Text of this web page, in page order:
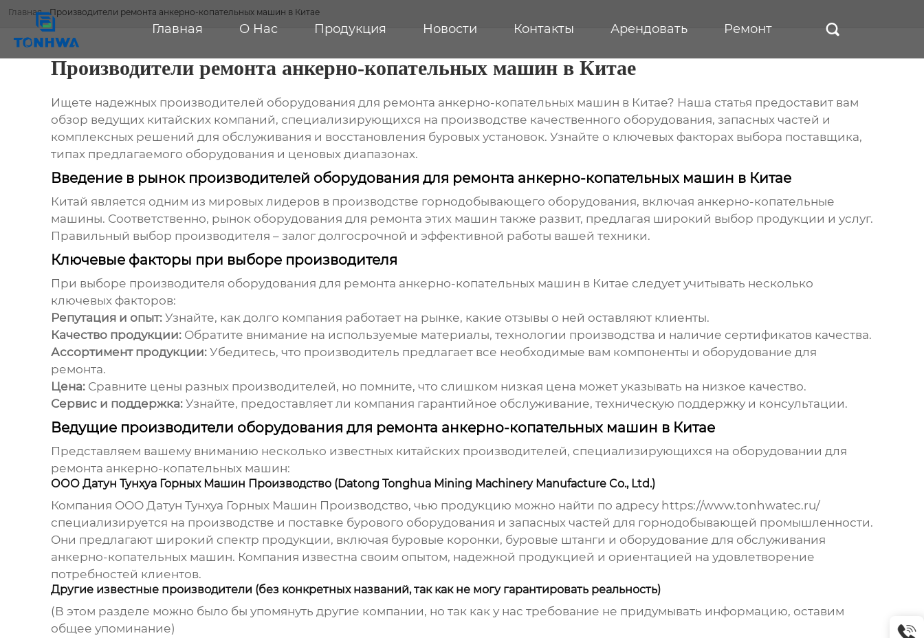
Главная О Нас Продукция Новости Контакты Арендовать Ремонт 
Главная-Производители ремонта анкерно-копательных машин в Китае
Производители ремонта анкерно-копательных машин в Китае
Ищете надежных производителей оборудования для ремонта анкерно-копательных машин в Китае? Наша статья предоставит вам
обзор ведущих китайских компаний, специализирующихся на производстве качественного оборудования, запасных частей и
комплексных решений для обслуживания и восстановления буровых установок. Узнайте о ключевых факторах выбора поставщика,
типах предлагаемого оборудования и ценовых диапазонах.
Введение в рынок производителей оборудования для ремонта анкерно-копательных машин в Китае
Китай является одним из мировых лидеров в производстве горнодобывающего оборудования, включая анкерно-копательные
машины. Соответственно, рынок оборудования для ремонта этих машин также развит, предлагая широкий выбор продукции и услуг.
Правильный выбор производителя – залог долгосрочной и эффективной работы вашей техники.
Ключевые факторы при выборе производителя
При выборе производителя оборудования для ремонта анкерно-копательных машин в Китае следует учитывать несколько
ключевых факторов:
Репутация и опыт:Узнайте, как долго компания работает на рынке, какие отзывы о ней оставляют клиенты.
Качество продукции:Обратите внимание на используемые материалы, технологии производства и наличие сертификатов качества.
Ассортимент продукции:Убедитесь, что производитель предлагает все необходимые вам компоненты и оборудование для
ремонта.
Цена:Сравните цены разных производителей, но помните, что слишком низкая цена может указывать на низкое качество.
Сервис и поддержка:Узнайте, предоставляет ли компания гарантийное обслуживание, техническую поддержку и консультации.
Ведущие производители оборудования для ремонта анкерно-копательных машин в Китае
Представляем вашему вниманию несколько известных китайских производителей, специализирующихся на оборудовании для
ремонта анкерно-копательных машин:
ООО Датун Тунхуа Горных Машин Производство (Datong Tonghua Mining Machinery Manufacture Co., Ltd.)
Компания ООО Датун Тунхуа Горных Машин Производство, чью продукцию можно найти по адресу https://www.tonhwatec.ru/
специализируется на производстве и поставке бурового оборудования и запасных частей для горнодобывающей промышленности.
Они предлагают широкий спектр продукции, включая буровые коронки, буровые штанги и оборудование для обслуживания
анкерно-копательных машин. Компания известна своим опытом, надежной продукцией и ориентацией на удовлетворение
потребностей клиентов.
Другие известные производители (без конкретных названий, так как не могу гарантировать реальность)
(В этом разделе можно было бы упомянуть другие компании, но так как у нас требование не придумывать информацию, оставим
общее упоминание)